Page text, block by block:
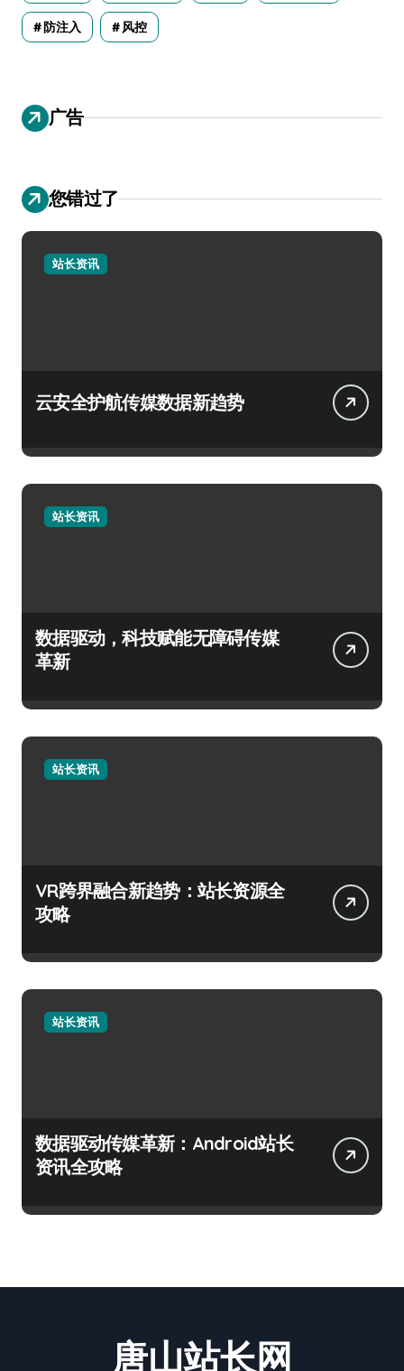
防注入 风控
广告
您错过了
站长资讯
云安全护航传媒数据新趋势
站长资讯
数据驱动，科技赋能无障碍传媒
革新
站长资讯
VR跨界融合新趋势：站长资源全
攻略
站长资讯
数据驱动传媒革新：Android站长
资讯全攻略
唐山站长网